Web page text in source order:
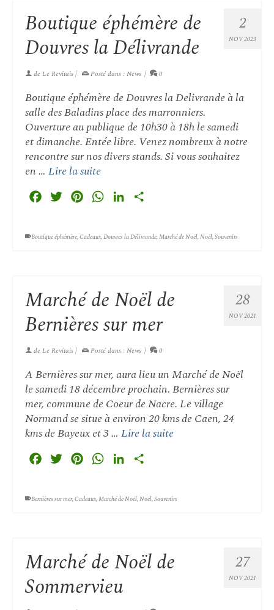
2
NOV 2023
Boutique éphémère de
Douvres la Délivrande
deLe Revitais| Posté dans : News | 0
Boutique éphémère de Douvres la Delivrande à la
salle des Baladins place des marronniers.
Ouverture au publique de 10h30 à 18h le samedi
et dimanche. Entée libre. Venez nombreux à notre
rencontre sur nos divers stands. Si vous souhaitez
en … Lire la suite
FacebookTwitterPinterestWhatsAppLinkedIn
Boutique éphémère,Cadeaux,Douvres la Délivrande,Marché de Noël,Noël,Souvenirs
28
NOV 2021
Marché de Noël de
Bernières sur mer
deLe Revitais| Posté dans : News | 0
A Bernières sur mer, aura lieu un Marché de Noël
le samedi 18 décembre prochain. Bernières sur
mer, commune de Coeur de Nacre. Le village
Normand se situe à environ 20 kms de Caen, 24
kms de Bayeux et 3 … Lire la suite
FacebookTwitterPinterestWhatsAppLinkedIn
Bernières sur mer,Cadeaux,Marché de Noël,Noël,Souvenirs
27
NOV 2021
Marché de Noël de
Sommervieu